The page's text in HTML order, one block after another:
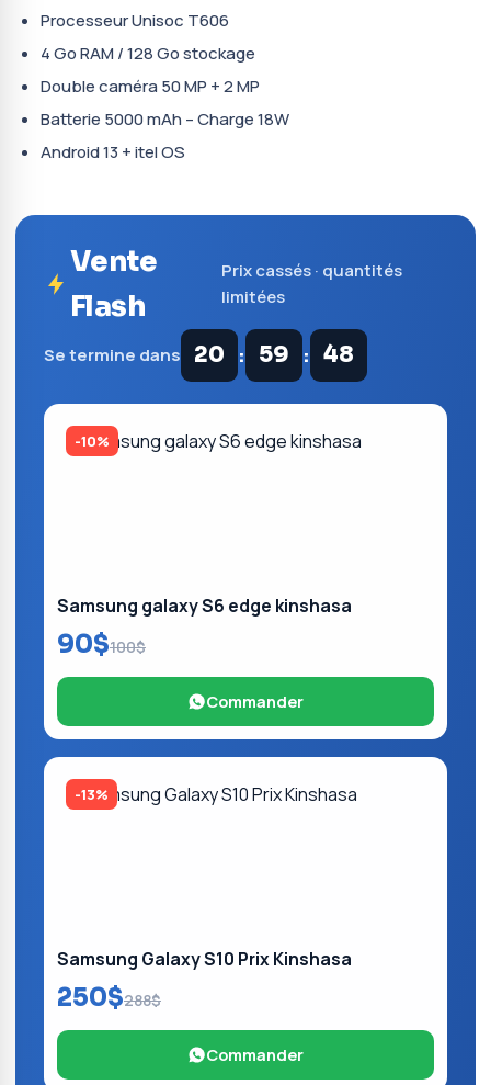
Processeur Unisoc T606
4 Go RAM / 128 Go stockage
Double caméra 50 MP + 2 MP
Batterie 5000 mAh – Charge 18W
Android 13 + itel OS
Vente
Flash
Prix cassés · quantités
limitées
Se termine dans 20 : 59 : 47
-10%
Samsung galaxy S6 edge kinshasa
90$100$
Commander
-13%
Samsung Galaxy S10 Prix Kinshasa
250$288$
Commander